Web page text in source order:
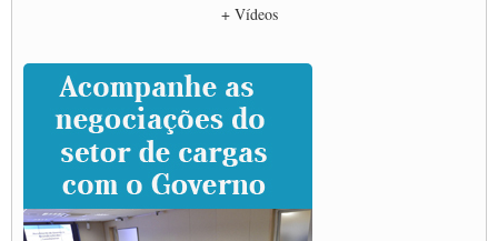
Caminhoneiros prometem paralisação e cobram diálogo com Lula
CNTTL e lideranças de caminhoneiros participam de debate sobre saúde nas
rodovias
Paulinho e Litti debatem política global para transporte rodoviário de cargas na
SUTCRA no Uruguai
Grande Conquista da Categoria transporte de Cargas e Caminhoneiros Autonomos
ENCONTRO INTERNACIONAL EM APOIO A CLASSE TRABALHADORA
DO BRASIL E A ELEIÇÃO 2022
+ Vídeos